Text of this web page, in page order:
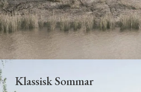
Klassisk Sommar